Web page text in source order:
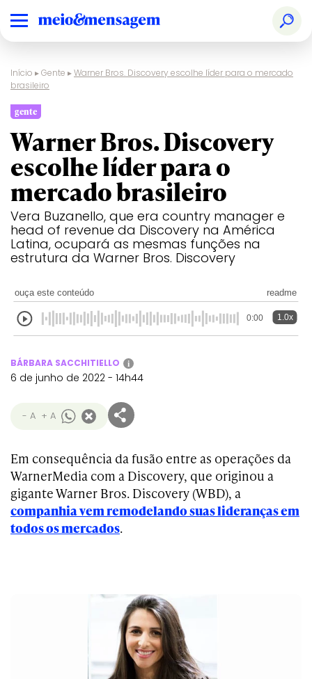
Início ▸Gente ▸Warner Bros. Discovery escolhe líder para o mercado
brasileiro
gente
Warner Bros. Discovery
escolhe líder para o
mercado brasileiro
Vera Buzanello, que era country manager e
head of revenue da Discovery na América
Latina, ocupará as mesmas funções na
estrutura da Warner Bros. Discovery
ouça este conteúdo readme
0:00 1.0x
BÁRBARA SACCHITIELLO i
6 de junho de 2022 - 14h44
- A + A
Em consequência da fusão entre as operações da
WarnerMedia com a Discovery, que originou a
gigante Warner Bros. Discovery (WBD), a
companhia vem remodelando suas lideranças em
todos os mercados.